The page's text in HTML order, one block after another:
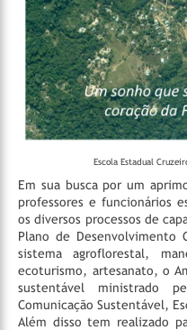
Escola Estadual
Em sua busca por um
professores e funcionários
os diversos processos de
Plano de Desenvolvimento
sistema agroflorestal,
ecoturismo, artesanato, o
sustentável ministrado
Comunicação Sustentável,
Além disso tem realizado